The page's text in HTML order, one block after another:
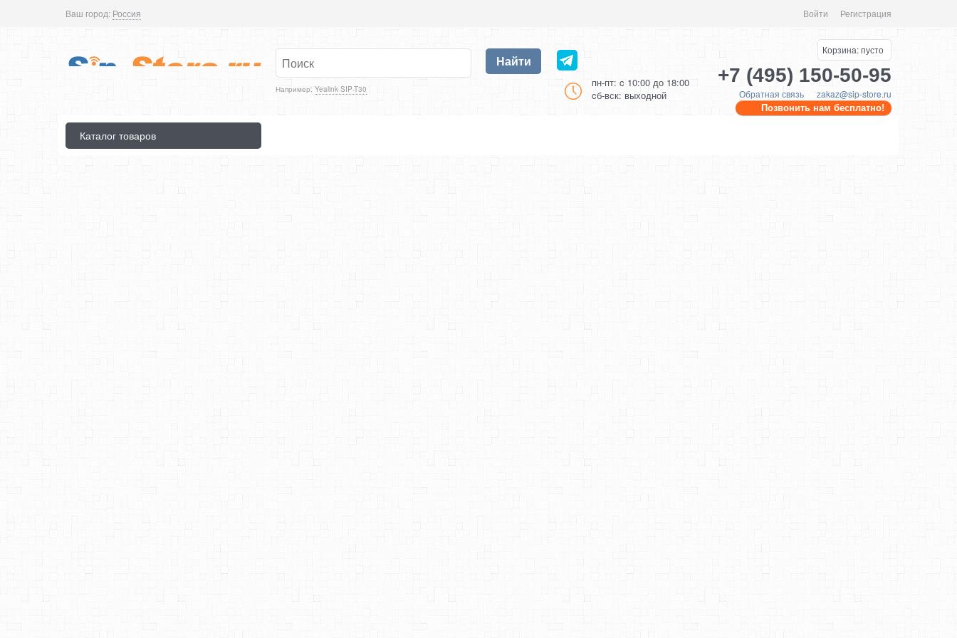
Ваш город: Россия Войти Регистрация
Например: Yealink SIP-T30
Найти
пн-пт: c 10:00 до 18:00
cб-вск: выходной
Корзина:пусто
+7 (495) 150-50-95
Обратная связь zakaz@sip-store.ru
Позвонить нам бесплатно!
Каталог товаров